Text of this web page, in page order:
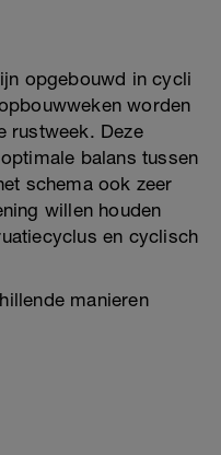
opgebouwd in cycli
worden
rustweek. Deze
balans tussen
schema ook zeer
willen houden
en cyclisch
manieren